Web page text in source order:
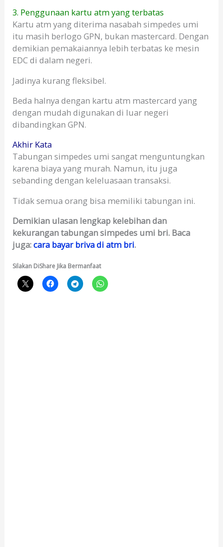
3. Penggunaan kartu atm yang terbatas
Kartu atm yang diterima nasabah simpedes umi
itu masih berlogo GPN, bukan mastercard. Dengan
demikian pemakaiannya lebih terbatas ke mesin
EDC di dalam negeri.
Jadinya kurang fleksibel.
Beda halnya dengan kartu atm mastercard yang
dengan mudah digunakan di luar negeri
dibandingkan GPN.
Akhir Kata
Tabungan simpedes umi sangat menguntungkan
karena biaya yang murah. Namun, itu juga
sebanding dengan keleluasaan transaksi.
Tidak semua orang bisa memiliki tabungan ini.
Demikian ulasan lengkap kelebihan dan
kekurangan tabungan simpedes umi bri. Baca
juga:cara bayar briva di atm bri.
Silakan DiShare Jika Bermanfaat